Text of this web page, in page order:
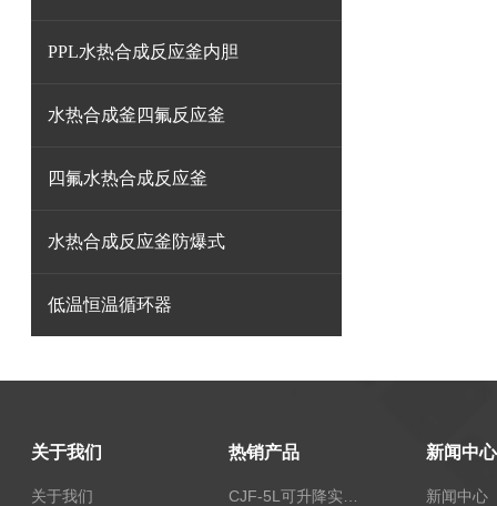
PPL水热合成反应釜内胆
水热合成釜四氟反应釜
四氟水热合成反应釜
水热合成反应釜防爆式
低温恒温循环器
关于我们
关于我们
热销产品 新闻中心
新闻中心